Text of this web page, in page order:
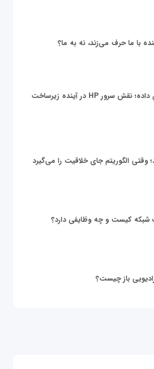
با ما حرف می‌زند، نه به ما؟
زیر پوست دنیای داده؛ نقش سرور HP در آینده زیرساخت
وقتی الگوریتم جای خلاقیت را می‌گیرد
شبکه کیست و چه وظایفی دارد؟
باز چیست؟